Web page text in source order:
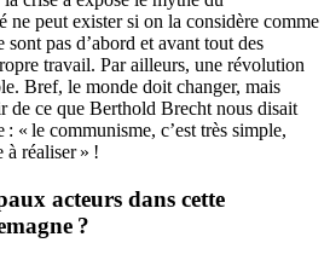
ne peut exister si on la considère comme
sont pas d’abord et avant tout des
travail. Par ailleurs, une révolution
Bref, le monde doit changer, mais
de ce que Berthold Brecht nous disait
« le communisme, c’est très simple,
à réaliser » !
acteurs dans cette
?